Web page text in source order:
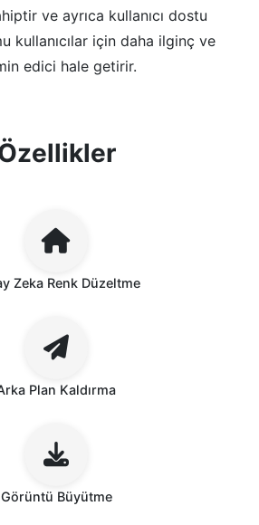
ve ayrıca kullanıcı dostu
kullanıcılar için daha ilginç ve
edici hale getirir.
Zeka Renk Düzeltme
Plan Kaldırma
Görüntü Büyütme